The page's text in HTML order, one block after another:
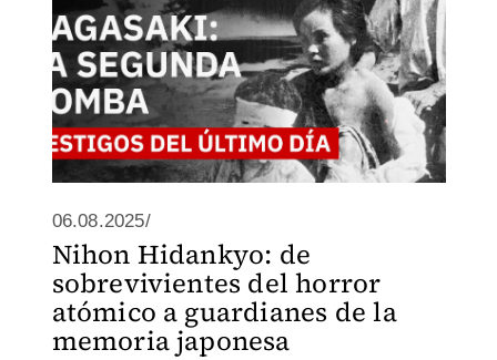
06.08.2025/
Nihon Hidankyo: de
sobrevivientes del horror
atómico a guardianes de la
memoria japonesa